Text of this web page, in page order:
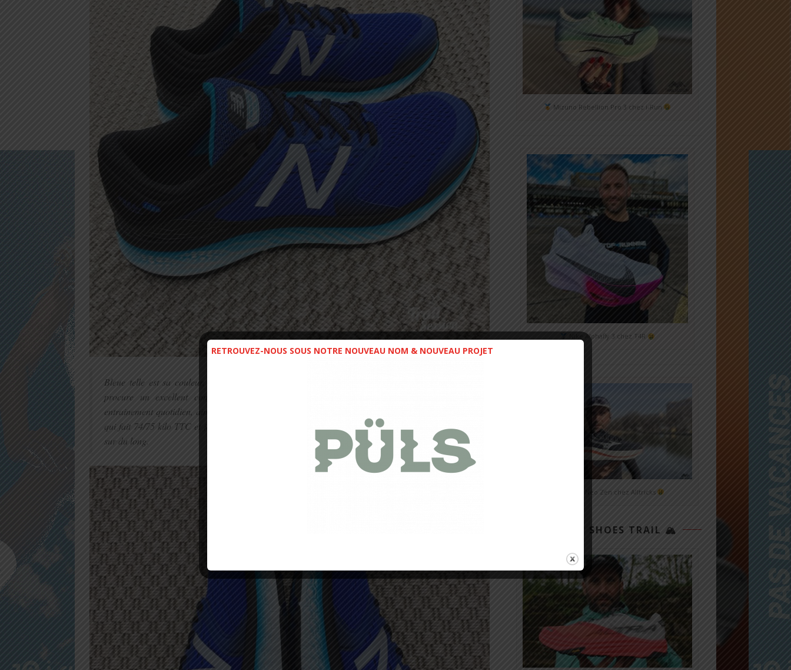
Bleue telle est sa couleur, bleu du ciel du printemps !!! Bon sérieusement, c’est un modèle qui
procure un excellent confort. Un très bon amorti, elle conviendra parfaitement pour vos
entrainement quotidien, ainsi que pour les Semi ou Marathon. Pour ma part je pèse 72 kilo HT ce
qui fait 74/75 kilo TTC et je trouve que je suis à la limite, pour vraiment garder un amorti efficace
sur du long.
Mizuno Rebellion Pro 3 chez i-Run
Nike Alphafly 3 chez T4R
Mizuno Neo Zen chez Alltricks
TOP 3 SHOES TRAIL 🏔
RETROUVEZ-NOUS SOUS NOTRE NOUVEAU NOM & NOUVEAU PROJET